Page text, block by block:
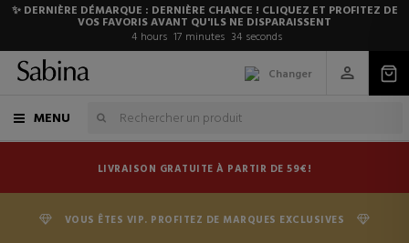
✨ DERNIÈRE DÉMARQUE : DERNIÈRE CHANCE ! CLIQUEZ ET PROFITEZ DE
VOS FAVORIS AVANT QU'ILS NE DISPARAISSENT
4 hours 17 minutes 33 seconds
Changer
MENU
LIVRAISON GRATUITE À PARTIR DE 59€!
VOUS ÊTES VIP. PROFITEZ DE MARQUES EXCLUSIVES